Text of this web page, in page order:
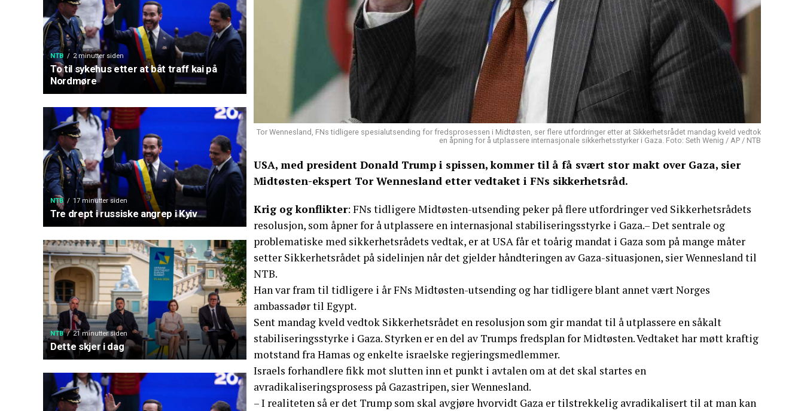
NTB 2 minutter siden
To til sykehus etter at båt traff kai på
Nordmøre
NTB 17 minutter siden
Tre drept i russiske angrep i Kyiv
NTB 21 minutter siden
Dette skjer i dag
Tor Wennesland, FNs tidligere spesialutsending for fredsprosessen i Midtøsten, ser flere utfordringer etter at Sikkerhetsrådet mandag kveld vedtok
en åpning for å utplassere internasjonale sikkerhetsstyrker i Gaza. Foto: Seth Wenig / AP / NTB
USA, med president Donald Trump i spissen, kommer til å få svært stor makt over Gaza, sier
Midtøsten-ekspert Tor Wennesland etter vedtaket i FNs sikkerhetsråd.
Krig og konflikter: FNs tidligere Midtøsten-utsending peker på flere utfordringer ved Sikkerhetsrådets
resolusjon, som åpner for å utplassere en internasjonal stabiliseringsstyrke i Gaza.– Det sentrale og
problematiske med sikkerhetsrådets vedtak, er at USA får et toårig mandat i Gaza som på mange måter
setter Sikkerhetsrådet på sidelinjen når det gjelder håndteringen av Gaza-situasjonen, sier Wennesland til
NTB.
Han var fram til tidligere i år FNs Midtøsten-utsending og har tidligere blant annet vært Norges
ambassadør til Egypt.
Sent mandag kveld vedtok Sikkerhetsrådet en resolusjon som gir mandat til å utplassere en såkalt
stabiliseringsstyrke i Gaza. Styrken er en del av Trumps fredsplan for Midtøsten. Vedtaket har møtt kraftig
motstand fra Hamas og enkelte israelske regjeringsmedlemmer.
Israels forhandlere fikk mot slutten inn et punkt i avtalen om at det skal startes en
avradikaliseringsprosess på Gazastripen, sier Wennesland.
– I realiteten så er det Trump som skal avgjøre hvorvidt Gaza er tilstrekkelig avradikalisert til at man kan